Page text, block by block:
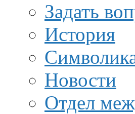
Задать
История
Новости
Отдел